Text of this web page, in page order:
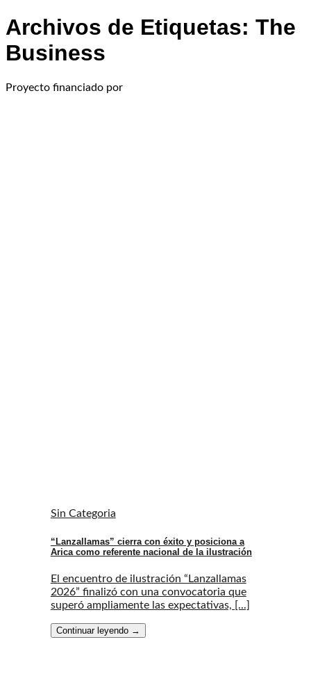
Archivos de Etiquetas: The
Business
Proyecto financiado por
Sin Categoria
“Lanzallamas” cierra con éxito y posiciona a
Arica como referente nacional de la ilustración
El encuentro de ilustración “Lanzallamas
2026” finalizó con una convocatoria que
superó ampliamente las expectativas, [...]
Continuar leyendo →